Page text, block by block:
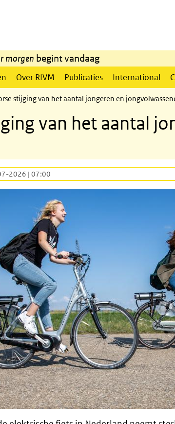
morgen begint vandaag
Over RIVM Publicaties International
stijging van het aantal jongeren en
van het aantal
2026 | 07:00